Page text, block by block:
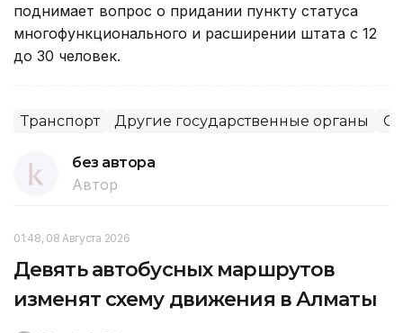
поднимает вопрос о придании пункту статуса
многофункционального и расширении штата с 12
до 30 человек.
Транспорт Другие государственные органы
без автора
Автор
01:48, 08 Августа 2026
Девять автобусных маршрутов
изменят схему движения в Алматы